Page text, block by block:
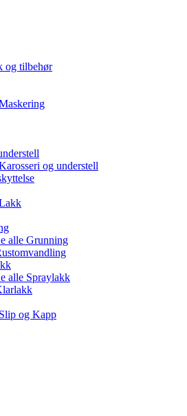
og tilbehør
og understell
alle Grunning
alle Spraylakk
Slip og Kapp